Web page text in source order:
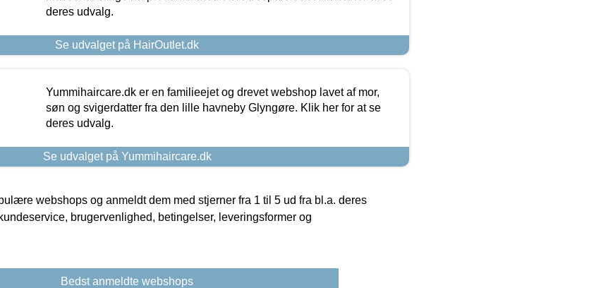
deres udvalg.
Se udvalget på HairOutlet.dk
Yummihaircare.dk er en familieejet og drevet webshop lavet af mor,
søn og svigerdatter fra den lille havneby Glyngøre. Klik her for at se
deres udvalg.
Se udvalget på Yummihaircare.dk
webshops og anmeldt dem med stjerner fra 1 til 5 ud fra bl.a. deres
brugervenlighed, betingelser, leveringsformer og
Bedst anmeldte webshops